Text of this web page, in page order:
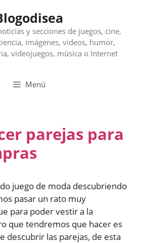
y secciones de juegos, cine,
imágenes, videos, humor,
videojuegos, música o Internet
Menú
parejas para
juego de moda descubriendo
pasar un rato muy
para poder vestir a la
que tendremos que hacer es
descubrir las parejas, de esta